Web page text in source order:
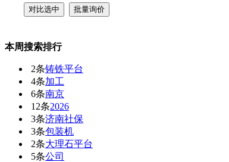
本周搜索排行
2条铸铁平台
4条加工
6条南京
12条2026
3条济南社保
3条包装机
2条大理石平台
5条公司